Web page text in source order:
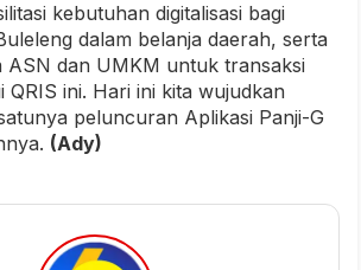
kebutuhan digitalisasi bagi
dalam belanja daerah, serta
ASN dan UMKM untuk transaksi
QRIS ini. Hari ini kita wujudkan
peluncuran Aplikasi Panji-G
(Ady)